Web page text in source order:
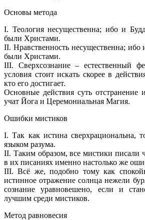
Основы метода
I. Теология несущественна; ибо и
были Христами.
II. Нравственность несущественна;
были Христами.
III. Сверхсознание – естественный
условия стоит искать скорее в
кто его достигает.
Основные действия суть отстранение
учат Йога и Церемониальная Магия.
Ошибки мистиков
I. Так как истина сверхрациональна,
языком разума.
II. Таким образом, все мистики писали
в их писаниях именно настолько же
III. Всё же, подобно тому как
истинное отражение солнца нежели
сознание уравновешено, если и
лучшим среди мистиков.
Метод равновесия